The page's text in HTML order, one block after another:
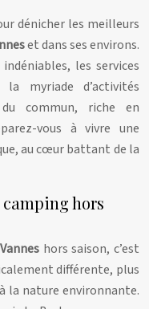
dénicher les meilleurs
et dans ses environs.
les services
myriade d’activités
commun, riche en
vous à vivre une
au cœur battant de la
hors
hors saison, c’est
différente, plus
la nature environnante.